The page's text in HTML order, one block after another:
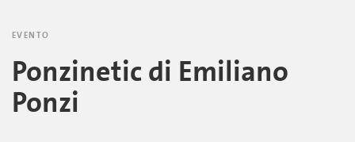
EVENTO
Ponzinetic di Emiliano
Ponzi